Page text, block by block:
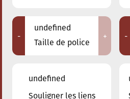
Adresse
-
undefined
Taille de police
+ -
undefined
Souligner les liens